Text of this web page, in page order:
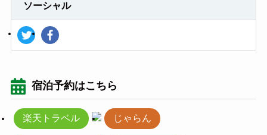
ソーシャル
宿泊予約はこちら
楽天トラベル じゃらん